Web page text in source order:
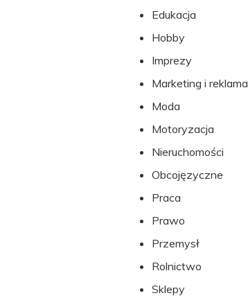
Edukacja
Hobby
Imprezy
Marketing i reklama
Moda
Motoryzacja
Nieruchomości
Obcojęzyczne
Praca
Prawo
Przemysł
Rolnictwo
Sklepy